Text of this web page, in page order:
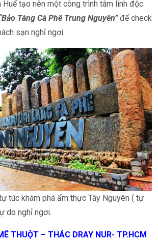
Huế tạo nên một công trình tâm linh độc
Tàng Cà Phê Trung Nguyên”để check
sạn nghỉ ngơi.
túc khám phá ẩm thực Tây Nguyên ( tự
do nghỉ ngơi.
Ê THUỘT – THÁC DRAY NUR- TP.HCM